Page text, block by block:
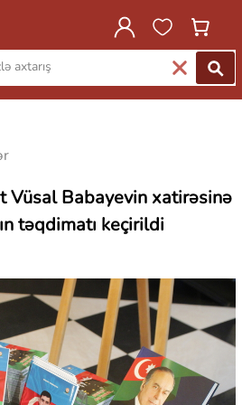
Vüsal Babayevin xatirəsinə
təqdimatı keçirildi